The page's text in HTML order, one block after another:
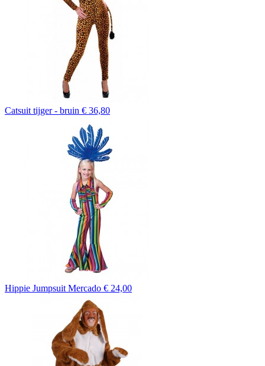
Catsuit tijger - bruin € 36,80
Hippie Jumpsuit Mercado € 24,00